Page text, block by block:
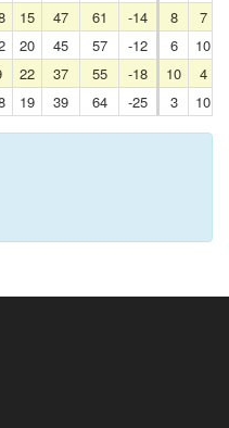
15 47 61 -14 8 7
20 45 57 -12 6 10
22 37 55 -18 10 4
19 39 64 -25 3 10